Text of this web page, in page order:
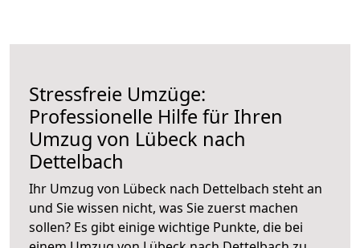
Stressfreie Umzüge:
Professionelle Hilfe für Ihren
Umzug von Lübeck nach
Dettelbach
Ihr Umzug von Lübeck nach Dettelbach steht an
und Sie wissen nicht, was Sie zuerst machen
sollen? Es gibt einige wichtige Punkte, die bei